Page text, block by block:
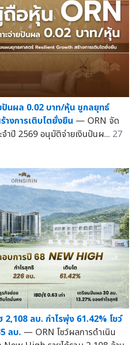
ปันผล 0.02 บาท/หุ้น ชูกลยุทธ์
งการเติบโตยั่งยืน — ORN จัด
ำปี 2569 อนุมัติจ่ายเงินปันผ... 27
2,108 ลบ. กำไรพุ่ง 61.42% โชว์
ลบ. — ORN โชว์ผลการดำเนิน